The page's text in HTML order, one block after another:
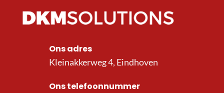
Ons adres
Kleinakkerweg 4, Eindhoven
Ons telefoonnummer